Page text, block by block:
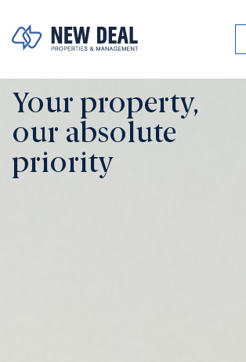
Your property,
our absolute
priority